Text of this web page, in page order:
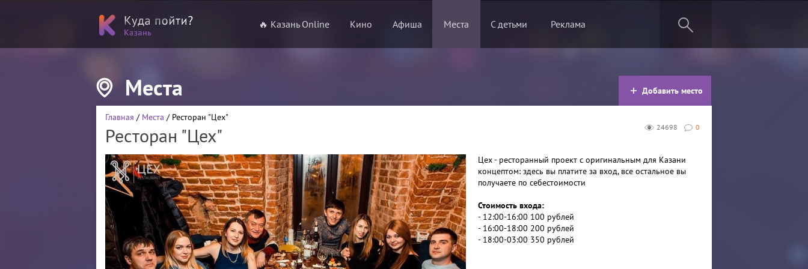
🔥 Казань Online Кино Афиша Места С детьми Реклама
Места Добавить место
0
24698
Главная / Места / Ресторан "Цех"
Ресторан "Цех"
Цех - ресторанный проект с оригинальным для Казани
концептом: здесь вы платите за вход, все остальное вы
получаете по себестоимости
Стоимость входа:
- 12:00-16:00 100 рублей
- 16:00-18:00 200 рублей
- 18:00-03:00 350 рублей